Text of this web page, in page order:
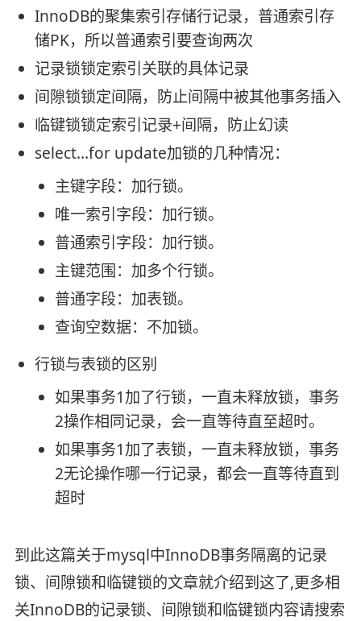
InnoDB的聚集索引存储行记录，普通索引存
储PK，所以普通索引要查询两次
记录锁锁定索引关联的具体记录
间隙锁锁定间隔，防止间隔中被其他事务插入
临键锁锁定索引记录+间隔，防止幻读
select...for update加锁的几种情况：
主键字段：加行锁。
唯一索引字段：加行锁。
普通索引字段：加行锁。
主键范围：加多个行锁。
普通字段：加表锁。
查询空数据：不加锁。
行锁与表锁的区别
如果事务1加了行锁，一直未释放锁，事务
2操作相同记录，会一直等待直至超时。
如果事务1加了表锁，一直未释放锁，事务
2无论操作哪一行记录，都会一直等待直到
超时
到此这篇关于mysql中InnoDB事务隔离的记录
锁、间隙锁和临键锁的文章就介绍到这了,更多相
关InnoDB的记录锁、间隙锁和临键锁内容请搜索